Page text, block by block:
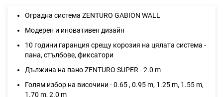
Оградна система ZENTURO GABION WALL
Модерен и иновативен дизайн
10 години гаранция срещу корозия на цялата система -
пана, стълбове, фиксатори
Дължина на панo ZENTURO SUPER - 2.0 m
Голям избор на височини - 0.65 , 0.95 m, 1.25 m, 1.55 m,
1.70 m, 2.0 m